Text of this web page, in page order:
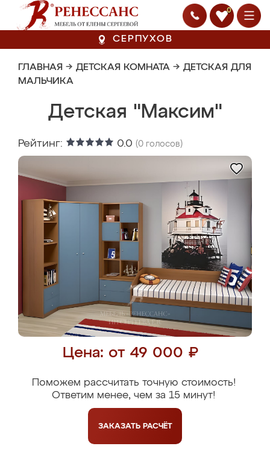
0
СЕРПУХОВ
ГЛАВНАЯ → ДЕТСКАЯ КОМНАТА → ДЕТСКАЯ ДЛЯ
МАЛЬЧИКА
Детская "Максим"
Рейтинг: 0.0 (0 голосов)
Цена: от 49 000 ₽
Поможем рассчитать точную стоимость!
Ответим менее, чем за 15 минут!
ЗАКАЗАТЬ РАСЧЁТ